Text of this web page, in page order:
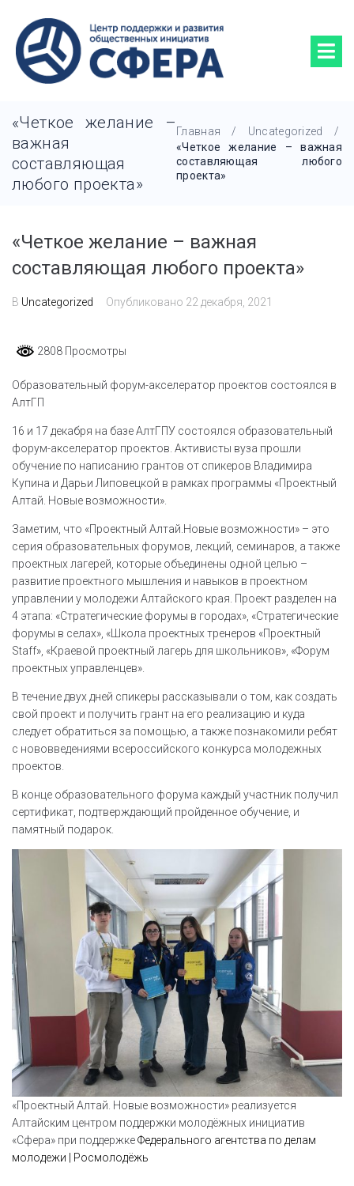
«Четкое желание –
важная
составляющая
любого проекта»
Главная / Uncategorized
/
«Четкое желание – важная
составляющая любого
проекта»
«Четкое желание – важная
составляющая любого проекта»
В Uncategorized Опубликовано 22 декабря, 2021
2808 Просмотры
Образовательный форум-акселератор проектов состоялся в
АлтГП
16 и 17 декабря на базе АлтГПУ состоялся образовательный
форум-акселератор проектов. Активисты вуза прошли
обучение по написанию грантов от спикеров Владимира
Купина и Дарьи Липовецкой в рамках программы «Проектный
Алтай. Новые возможности».
Заметим, что «Проектный Алтай.Новые возможности» – это
серия образовательных форумов, лекций, семинаров, а также
проектных лагерей, которые объединены одной целью –
развитие проектного мышления и навыков в проектном
управлении у молодежи Алтайского края. Проект разделен на
4 этапа: «Стратегические форумы в городах», «Стратегические
форумы в селах», «Школа проектных тренеров «Проектный
Staff», «Краевой проектный лагерь для школьников», «Форум
проектных управленцев».
В течение двух дней спикеры рассказывали о том, как создать
свой проект и получить грант на его реализацию и куда
следует обратиться за помощью, а также познакомили ребят
с нововведениями всероссийского конкурса молодежных
проектов.
В конце образовательного форума каждый участник получил
сертификат, подтверждающий пройденное обучение, и
памятный подарок.
«Проектный Алтай. Новые возможности» реализуется
Алтайским центром поддержки молодёжных инициатив
«Сфера» при поддержкеФедерального агентства по делам
молодежи | Росмолодёжь